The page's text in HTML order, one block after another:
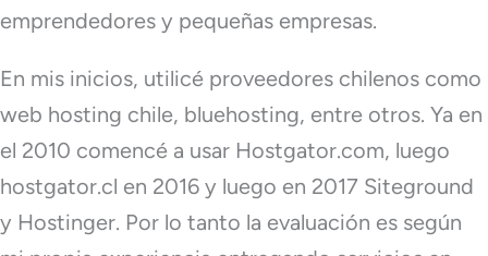
emprendedores y pequeñas empresas.
En mis inicios, utilicé proveedores chilenos como
web hosting chile, bluehosting, entre otros. Ya en
el 2010 comencé a usar Hostgator.com, luego
hostgator.cl en 2016 y luego en 2017 Siteground
y Hostinger. Por lo tanto la evaluación es según